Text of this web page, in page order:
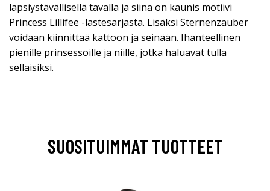
lapsiystävällisellä tavalla ja siinä on kaunis motiivi
Princess Lillifee -lastesarjasta. Lisäksi Sternenzauber
voidaan kiinnittää kattoon ja seinään. Ihanteellinen
pienille prinsessoille ja niille, jotka haluavat tulla
sellaisiksi.
SUOSITUIMMAT TUOTTEET